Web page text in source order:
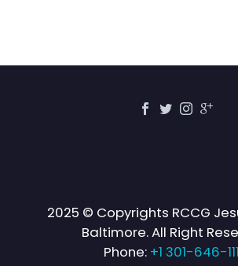
2025 © Copyrights RCCG
Baltimore. All Right
Phone: +1 301-646-